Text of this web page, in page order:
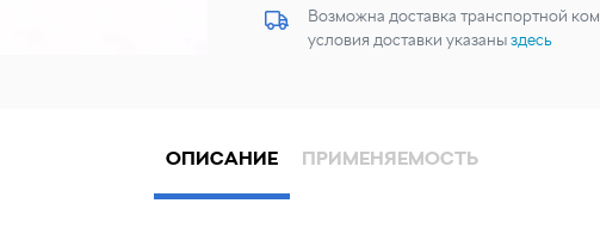
Возможна доставка транспортной
условия доставки указаныздесь
ОПИСАНИЕ ПРИМЕНЯЕМОСТЬ